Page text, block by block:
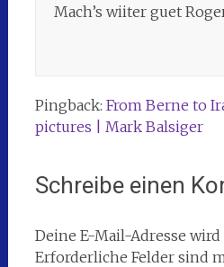
Mach’s wiiter guet
Pingback: From Berne to
pictures | Mark Balsiger
Schreibe einen
Deine E-Mail-Adresse
Erforderliche Felder sind